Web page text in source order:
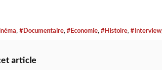
, #Documentaire, #Economie, #Histoire, #Interview
article